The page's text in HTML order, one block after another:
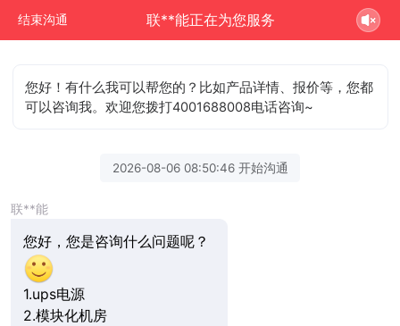
结束沟通 联**能正在为您服务
您好！有什么我可以帮您的？比如产品详情、报价等，您都
可以咨询我。欢迎您拨打4001688008电话咨询~
2026-08-06 08:50:46 开始沟通
联**能
您好，您是咨询什么问题呢？
1.ups电源
2.模块化机房